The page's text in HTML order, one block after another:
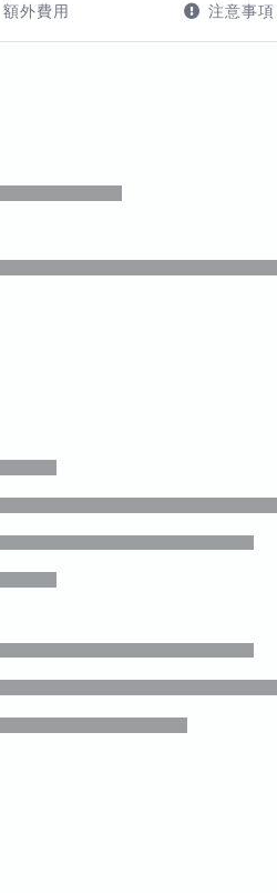
額外費用 注意事項